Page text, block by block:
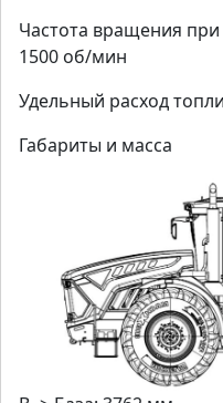
Частота вращения
1500 об/мин
Удельный расход
Габариты и масса